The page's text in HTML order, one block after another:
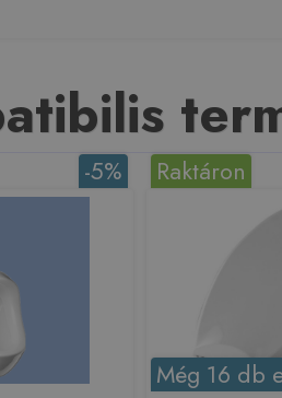
-5% Raktáron
Még 16 db